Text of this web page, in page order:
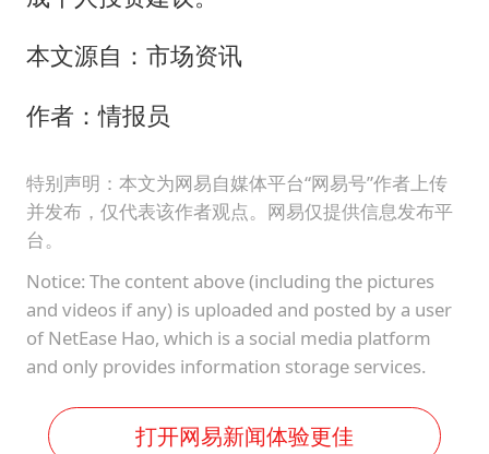
本文源自：市场资讯
作者：情报员
特别声明：本文为网易自媒体平台“网易号”作者上传
并发布，仅代表该作者观点。网易仅提供信息发布平
台。
Notice: The content above (including the pictures
and videos if any) is uploaded and posted by a user
of NetEase Hao, which is a social media platform
and only provides information storage services.
打开网易新闻体验更佳